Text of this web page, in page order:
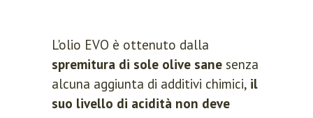
L'olio EVO è ottenuto dalla
spremitura di sole olive sane senza
alcuna aggiunta di additivi chimici, il
suo livello di acidità non deve